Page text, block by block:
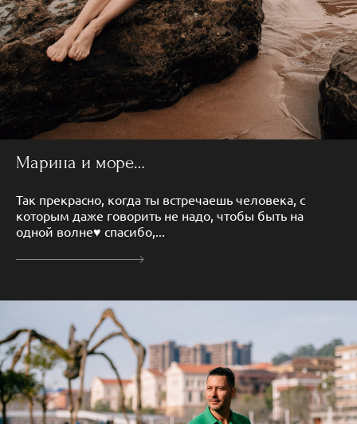
Марина и море…
Так прекрасно, когда ты встречаешь человека, с
которым даже говорить не надо, чтобы быть на
одной волне♥️ спасибо,...